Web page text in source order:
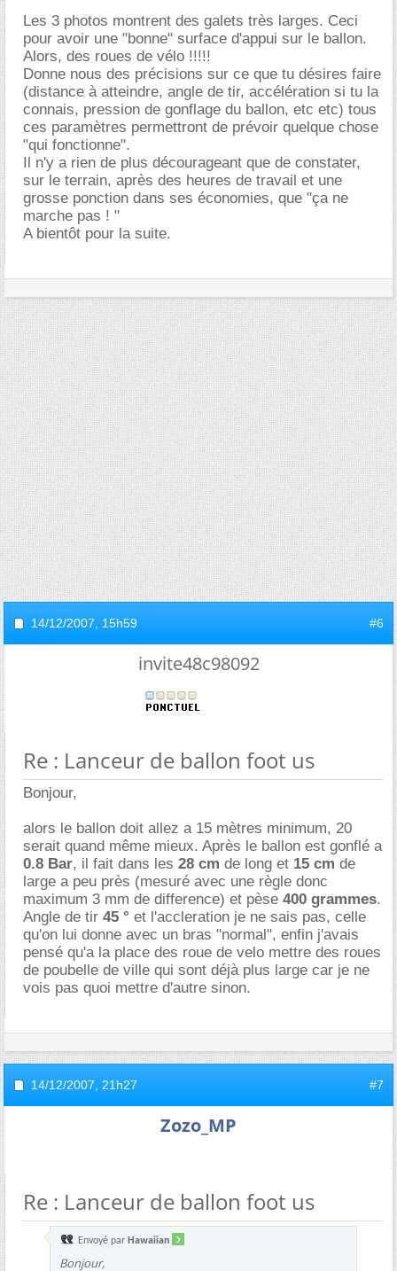
Les 3 photos montrent des galets très larges. Ceci
pour avoir une "bonne" surface d'appui sur le ballon.
Alors, des roues de vélo !!!!!
Donne nous des précisions sur ce que tu désires faire
(distance à atteindre, angle de tir, accélération si tu la
connais, pression de gonflage du ballon, etc etc) tous
ces paramètres permettront de prévoir quelque chose
"qui fonctionne".
Il n'y a rien de plus décourageant que de constater,
sur le terrain, après des heures de travail et une
grosse ponction dans ses économies, que "ça ne
marche pas ! "
A bientôt pour la suite.
14/12/2007, 15h59 #6
invite48c98092
Re : Lanceur de ballon foot us
Bonjour,
alors le ballon doit allez a 15 mètres minimum, 20
serait quand même mieux. Après le ballon est gonflé a
0.8 Bar, il fait dans les 28 cm de long et 15 cm de
large a peu près (mesuré avec une règle donc
maximum 3 mm de difference) et pèse 400 grammes.
Angle de tir 45 ° et l'accleration je ne sais pas, celle
qu'on lui donne avec un bras "normal", enfin j'avais
pensé qu'a la place des roue de velo mettre des roues
de poubelle de ville qui sont déjà plus large car je ne
vois pas quoi mettre d'autre sinon.
14/12/2007, 21h27 #7
Zozo_MP
Re : Lanceur de ballon foot us
Envoyé par Hawaiian
Bonjour,